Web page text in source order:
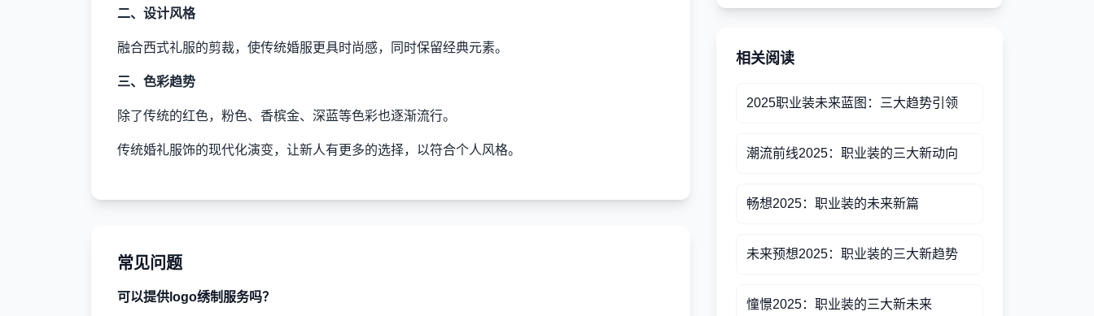
二、设计风格
融合西式礼服的剪裁，使传统婚服更具时尚感，同时保留经典元素。
三、色彩趋势
除了传统的红色，粉色、香槟金、深蓝等色彩也逐渐流行。
传统婚礼服饰的现代化演变，让新人有更多的选择，以符合个人风格。
常见问题
可以提供logo绣制服务吗？
相关阅读
2025职业装未来蓝图：三大趋势引领
潮流前线2025：职业装的三大新动向
畅想2025：职业装的未来新篇
未来预想2025：职业装的三大新趋势
憧憬2025：职业装的三大新未来